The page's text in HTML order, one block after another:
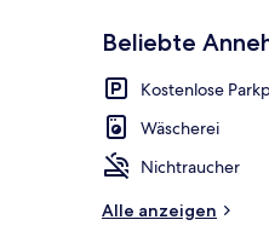
Beliebte
Kostenlose
Wäscherei
Nichtraucher
Alle anzeigen